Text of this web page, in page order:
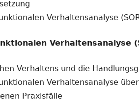
Verhaltensanalyse
Verhaltensanalyse
Verhaltens und die
Verhaltensanalyse
Praxisfälle